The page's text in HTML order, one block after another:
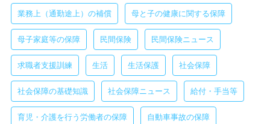
業務上（通勤途上）の補償 母と子の健康に関する保障
母子家庭等の保障 民間保険 民間保険ニュース
求職者支援訓練 生活 生活保護 社会保障
社会保障の基礎知識 社会保障ニュース 給付・手当等
育児・介護を行う労働者の保障 自動車事故の保障